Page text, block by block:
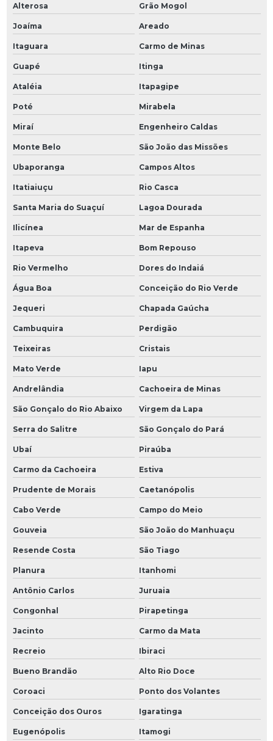
Alterosa Grão Mogol
Joaíma Areado
Itaguara Carmo de Minas
Guapé Itinga
Ataléia Itapagipe
Poté Mirabela
Miraí Engenheiro Caldas
Monte Belo São João das Missões
Ubaporanga Campos Altos
Itatiaiuçu Rio Casca
Santa Maria do Suaçuí Lagoa Dourada
Ilicínea Mar de Espanha
Itapeva Bom Repouso
Rio Vermelho Dores do Indaiá
Água Boa Conceição do Rio Verde
Jequeri Chapada Gaúcha
Cambuquira Perdigão
Teixeiras Cristais
Mato Verde Iapu
Andrelândia Cachoeira de Minas
São Gonçalo do Rio Abaixo Virgem da Lapa
Serra do Salitre São Gonçalo do Pará
Ubaí Piraúba
Carmo da Cachoeira Estiva
Prudente de Morais Caetanópolis
Cabo Verde Campo do Meio
Gouveia São João do Manhuaçu
Resende Costa São Tiago
Planura Itanhomi
Antônio Carlos Juruaia
Congonhal Pirapetinga
Jacinto Carmo da Mata
Recreio Ibiraci
Bueno Brandão Alto Rio Doce
Coroaci Ponto dos Volantes
Conceição dos Ouros Igaratinga
Eugenópolis Itamogi